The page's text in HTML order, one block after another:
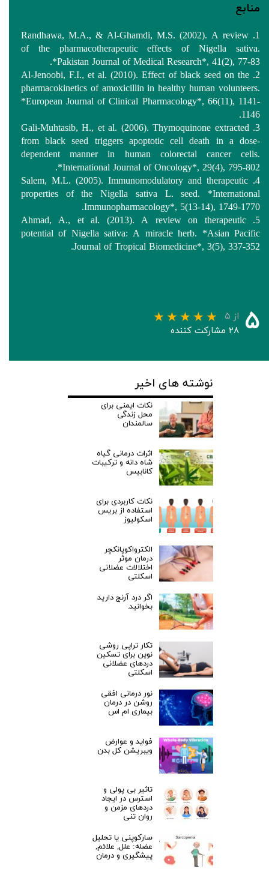
منابع
1. Randhawa, M.A., & Al-Ghamdi, M.S. (2002). A review
of the pharmacotherapeutic effects of Nigella sativa.
*Pakistan Journal of Medical Research*, 41(2), 77-83.
2. Al-Jenoobi, F.I., et al. (2010). Effect of black seed on the
pharmacokinetics of amoxicillin in healthy human volunteers.
*European Journal of Clinical Pharmacology*, 66(11), 1141-
1146.
3. Gali-Muhtasib, H., et al. (2006). Thymoquinone extracted
from black seed triggers apoptotic cell death in a dose-
dependent manner in human colorectal cancer cells.
*International Journal of Oncology*, 29(4), 795-802.
4. Salem, M.L. (2005). Immunomodulatory and therapeutic
properties of the Nigella sativa L. seed. *International
Immunopharmacology*, 5(13-14), 1749-1770.
5. Ahmad, A., et al. (2013). A review on therapeutic
potential of Nigella sativa: A miracle herb. *Asian Pacific
Journal of Tropical Biomedicine*, 3(5), 337-352.
۵ از ۵
۲۸ مشارکت کننده
نوشته های اخیر
نکات ایمنی برای
محل زندگی
سالمندان
اثرات درمانی گیاه
شاه دانه و ترکیبات
کانابیس
نکات کاربردی برای
استفاده از بریس
اسکولیوز
الکترواکوپانکچر
درمان موثر
اختلالات عضلانی
اسکلتی
اگر درد آرنج دارید
بخوانید.
تکار تراپی روشی
نوین برای تسکین
دردهای عضلانی
اسکلتی
نور درمانی افقی
روشن در درمان
بیماری ام اس
فواید و عوارض
ویبریشن کل بدن
تاثیر بی پولی و
استرس در ایجاد
دردهای مزمن و
روان تنی
سارکوپنی یا تحلیل
عضله: علل, علائم,
پیشگیری و درمان